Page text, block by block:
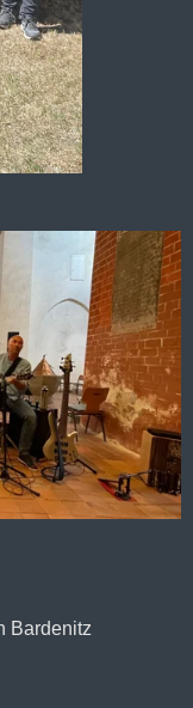
Bardenitz